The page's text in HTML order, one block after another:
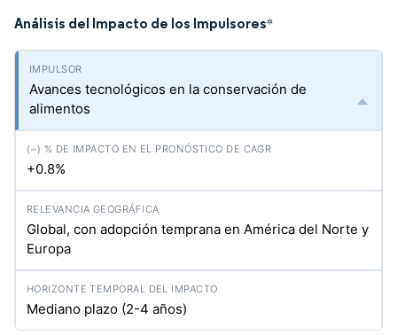
Análisis del Impacto de los Impulsores*
Avances tecnológicos en la conservación de
alimentos
+0.8%
Global, con adopción temprana en América del Norte y
Europa
Mediano plazo (2-4 años)